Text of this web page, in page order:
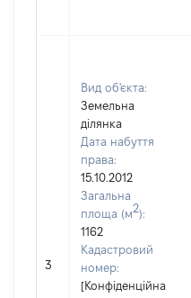
3
Вид об'єкта:
Земельна
ділянка
Дата набуття
права:
15.10.2012
Загальна
площа (м2):
1162
Кадастровий
номер:
[Конфіденційна